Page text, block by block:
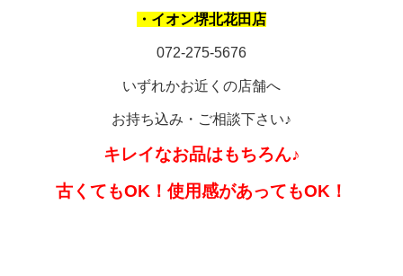
・イオン堺北花田店
072-275-5676
いずれかお近くの店舗へ
お持ち込み・ご相談下さい♪
キレイなお品はもちろん♪
古くてもOK！使用感があってもOK！